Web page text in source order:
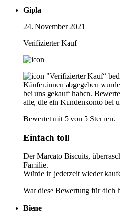
Gipla
24. November 2021
Verifizierter Kauf
"Verifizierter Kauf“
Käufer:innen abgegeben
bei uns gekauft haben.
alle, die ein Kundenkonto bei
Bewertet mit 5 von 5 Sternen.
Einfach toll
Der Marcato Biscuits,
Familie.
Würde in jederzeit wieder
War diese Bewertung für dich
Biene